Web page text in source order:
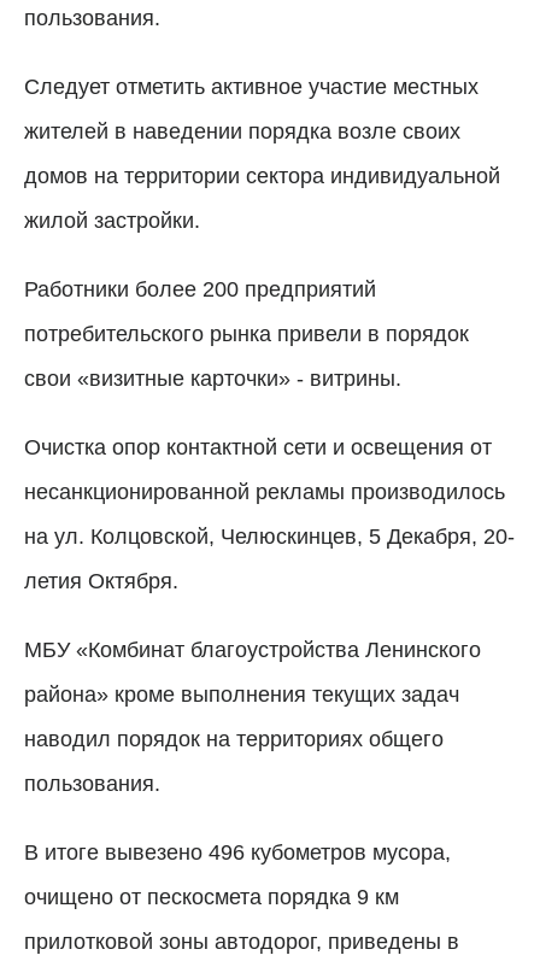
пользования.
Следует отметить активное участие местных
жителей в наведении порядка возле своих
домов на территории сектора индивидуальной
жилой застройки.
Работники более 200 предприятий
потребительского рынка привели в порядок
свои «визитные карточки» - витрины.
Очистка опор контактной сети и освещения от
несанкционированной рекламы производилось
на ул. Колцовской, Челюскинцев, 5 Декабря, 20-
летия Октября.
МБУ «Комбинат благоустройства Ленинского
района» кроме выполнения текущих задач
наводил порядок на территориях общего
пользования.
В итоге вывезено 496 кубометров мусора,
очищено от пескосмета порядка 9 км
прилотковой зоны автодорог, приведены в